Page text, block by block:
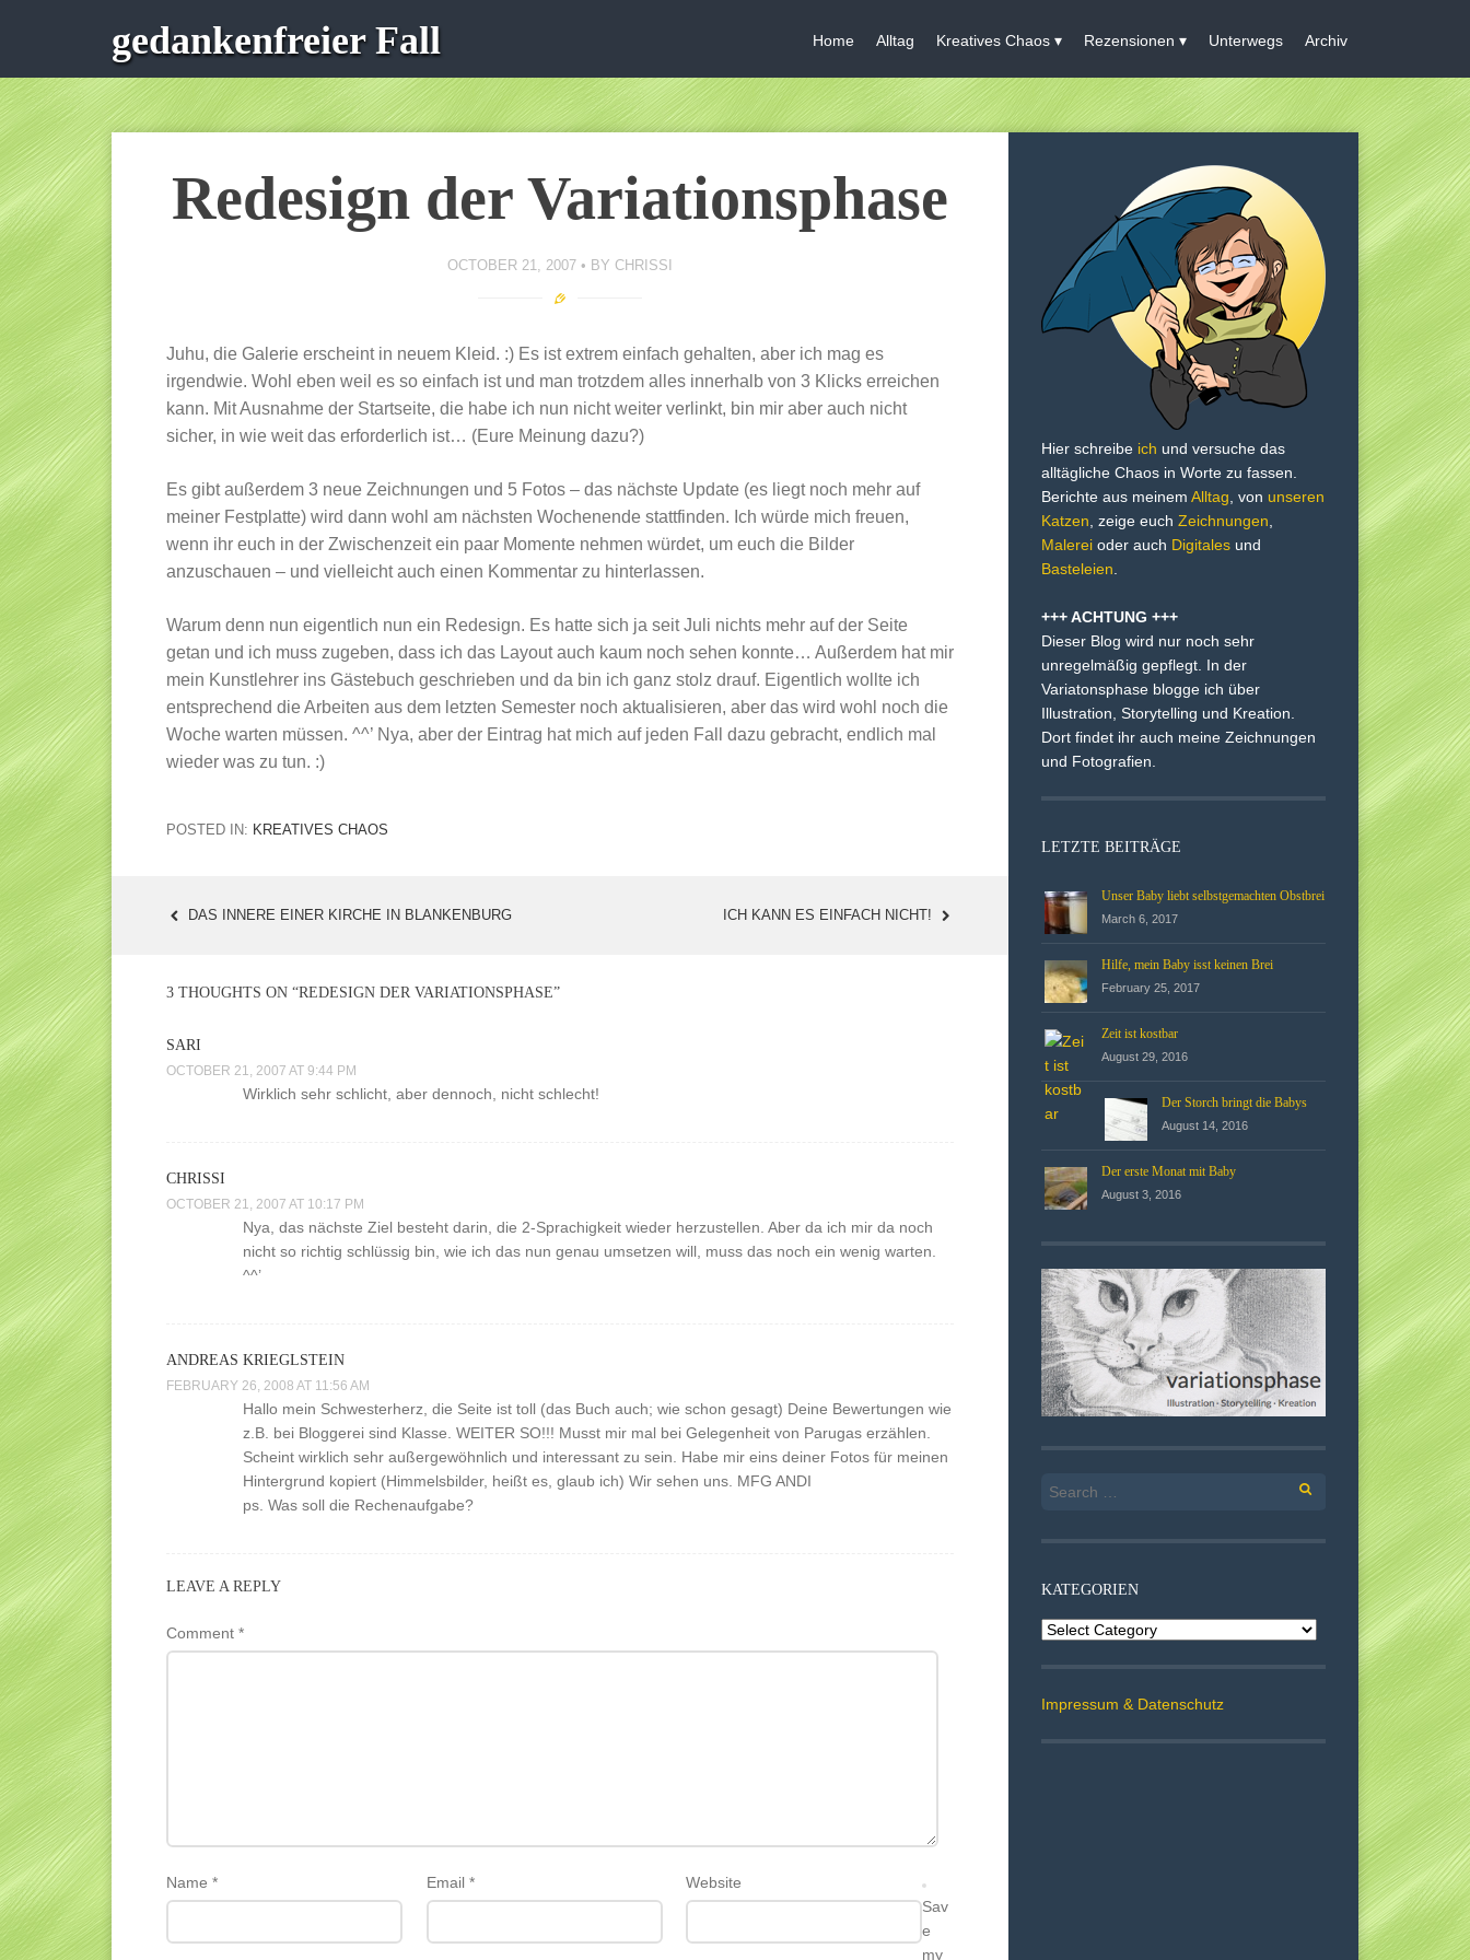
gedankenfreier Fall Home Alltag Kreatives Chaos Rezensionen Unterwegs Archiv
Redesign der Variationsphase
OCTOBER 21, 2007 BY CHRISSI
Juhu, die Galerie erscheint in neuem Kleid. :) Es ist extrem einfach gehalten, aber ich mag es
irgendwie. Wohl eben weil es so einfach ist und man trotzdem alles innerhalb von 3 Klicks erreichen
kann. Mit Ausnahme der Startseite, die habe ich nun nicht weiter verlinkt, bin mir aber auch nicht
sicher, in wie weit das erforderlich ist… (Eure Meinung dazu?)
Es gibt außerdem 3 neue Zeichnungen und 5 Fotos – das nächste Update (es liegt noch mehr auf
meiner Festplatte) wird dann wohl am nächsten Wochenende stattfinden. Ich würde mich freuen,
wenn ihr euch in der Zwischenzeit ein paar Momente nehmen würdet, um euch die Bilder
anzuschauen – und vielleicht auch einen Kommentar zu hinterlassen.
Warum denn nun eigentlich nun ein Redesign. Es hatte sich ja seit Juli nichts mehr auf der Seite
getan und ich muss zugeben, dass ich das Layout auch kaum noch sehen konnte… Außerdem hat mir
mein Kunstlehrer ins Gästebuch geschrieben und da bin ich ganz stolz drauf. Eigentlich wollte ich
entsprechend die Arbeiten aus dem letzten Semester noch aktualisieren, aber das wird wohl noch die
Woche warten müssen. ^^’ Nya, aber der Eintrag hat mich auf jeden Fall dazu gebracht, endlich mal
wieder was zu tun. :)
POSTED IN: KREATIVES CHAOS
POST
DAS INNERE EINER KIRCHE IN BLANKENBURG ICH KANN ES EINFACH NICHT!
3 THOUGHTS ON “REDESIGN DER VARIATIONSPHASE”
SARI
OCTOBER 21, 2007 AT 9:44 PM
Wirklich sehr schlicht, aber dennoch, nicht schlecht!
CHRISSI
OCTOBER 21, 2007 AT 10:17 PM
Nya, das nächste Ziel besteht darin, die 2-Sprachigkeit wieder herzustellen. Aber da ich mir da noch
nicht so richtig schlüssig bin, wie ich das nun genau umsetzen will, muss das noch ein wenig warten.
^^’
ANDREAS KRIEGLSTEIN
FEBRUARY 26, 2008 AT 11:56 AM
Hallo mein Schwesterherz, die Seite ist toll (das Buch auch; wie schon gesagt) Deine Bewertungen wie
z.B. bei Bloggerei sind Klasse. WEITER SO!!! Musst mir mal bei Gelegenheit von Parugas erzählen.
Scheint wirklich sehr außergewöhnlich und interessant zu sein. Habe mir eins deiner Fotos für meinen
Hintergrund kopiert (Himmelsbilder, heißt es, glaub ich) Wir sehen uns. MFG ANDI
ps. Was soll die Rechenaufgabe?
LEAVE A REPLY
Comment *
Name * Email *
Website
Sav
e
my
Hier schreibe ich und versuche das
alltägliche Chaos in Worte zu fassen.
Berichte aus meinem Alltag , von unseren
Katzen , zeige euch Zeichnungen
Malerei oder auch Digitales und
Basteleien
+++ ACHTUNG +++
Dieser Blog wird nur noch sehr
unregelmäßig gepflegt. In der
Variatonsphase blogge ich über
Illustration, Storytelling und Kreation.
Dort findet ihr auch meine Zeichnungen
und Fotografien.
LETZTE BEITRÄGE
Unser Baby liebt selbstgemachten Obstbrei
March 6, 2017
Hilfe, mein Baby isst keinen Brei
February 25, 2017
Zeit ist kostbar
August 29, 2016
Der Storch bringt die Babys
August 14, 2016
Der erste Monat mit Baby
August 3, 2016
Search
KATEGORIEN
Kategorien
Impressum & Datenschutz